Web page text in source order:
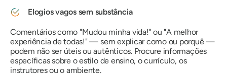
Elogios vagos sem substância
Comentários como "Mudou minha vida!" ou "A melhor
experiência de todas!" — sem explicar como ou porquê —
podem não ser úteis ou autênticos. Procure informações
específicas sobre o estilo de ensino, o currículo, os
instrutores ou o ambiente.